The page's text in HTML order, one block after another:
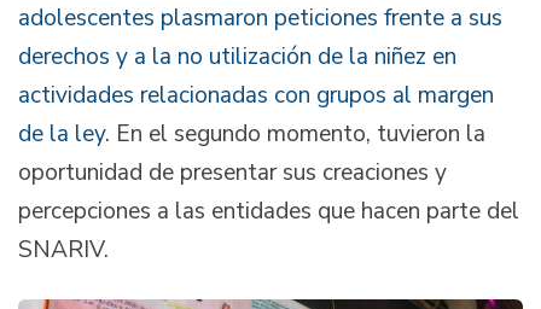
adolescentes plasmaron peticiones frente a sus
derechos y a la no utilización de la niñez en
actividades relacionadas con grupos al margen
de la ley. En el segundo momento, tuvieron la
oportunidad de presentar sus creaciones y
percepciones a las entidades que hacen parte del
SNARIV.